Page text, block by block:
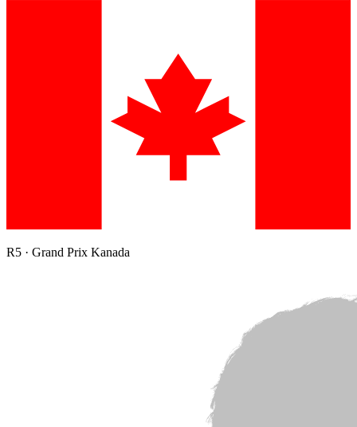
R5 · Grand Prix Kanada